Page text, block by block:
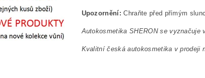
Upozornění: Chraňte před přímým
Autokosmetika SHERON se vyznačuje
Kvalitní česká autokosmetika v prodeji